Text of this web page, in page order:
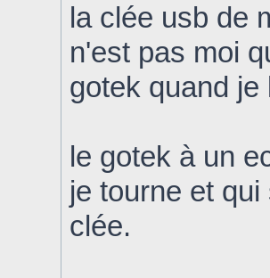
la clée usb de
n'est pas moi
gotek quand je
le gotek à un
je tourne et
clée.